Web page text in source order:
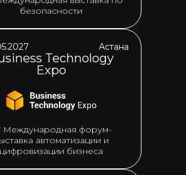
безопасности
Астана
Technology
Expo
Международная форум-
автоматизации и
цифровизации бизнеса